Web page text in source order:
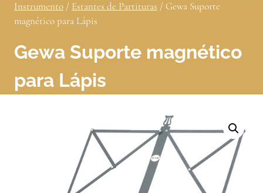
Instrumento / Estantes de Partituras / Gewa Suporte
magnético para Lápis
Gewa Suporte magnético
para Lápis